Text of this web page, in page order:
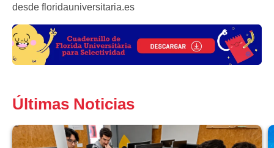
desde floridauniversitaria.es
Últimas Noticias